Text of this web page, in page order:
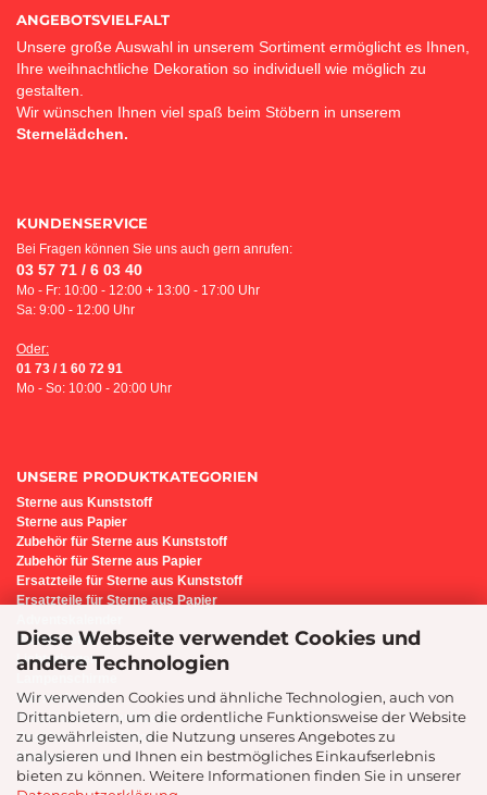
Diese Webseite verwendet Cookies und
andere Technologien
Wir verwenden Cookies und ähnliche Technologien, auch von
Drittanbietern, um die ordentliche Funktionsweise der Website
zu gewährleisten, die Nutzung unseres Angebotes zu
analysieren und Ihnen ein bestmögliches Einkaufserlebnis
bieten zu können. Weitere Informationen finden Sie in unserer
ANGEBOTSVIELFALT
Unsere große Auswahl in unserem Sortiment ermöglicht es Ihnen,
Ihre weihnachtliche Dekoration so individuell wie möglich zu
gestalten.
Wir wünschen Ihnen viel spaß beim Stöbern in unserem
Sternelädchen.
KUNDENSERVICE
Bei Fragen können Sie uns auch gern anrufen:
03 57 71 / 6 03 40
Mo - Fr: 10:00 - 12:00 + 13:00 - 17:00 Uhr
Sa: 9:00 - 12:00 Uhr
Oder:
01 73 / 1 60 72 91
Mo - So: 10:00 - 20:00 Uhr
UNSERE PRODUKTKATEGORIEN
Sterne aus Kunststoff
Sterne aus Papier
Zubehör für Sterne aus Kunststoff
Zubehör für Sterne aus Papier
Ersatzteile für Sterne aus Kunststoff
Ersatzteile für Sterne aus Papier
Bastel-Set i6
Lichterbogen
Sternenleuchte
Präsente/Geschenkideen
Geschenk-Gutscheine
Montage-Service